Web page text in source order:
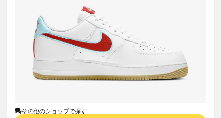
その他のショップで探す